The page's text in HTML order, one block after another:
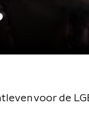
voor de